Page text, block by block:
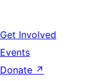
Get Involved
Events
Donate ↗